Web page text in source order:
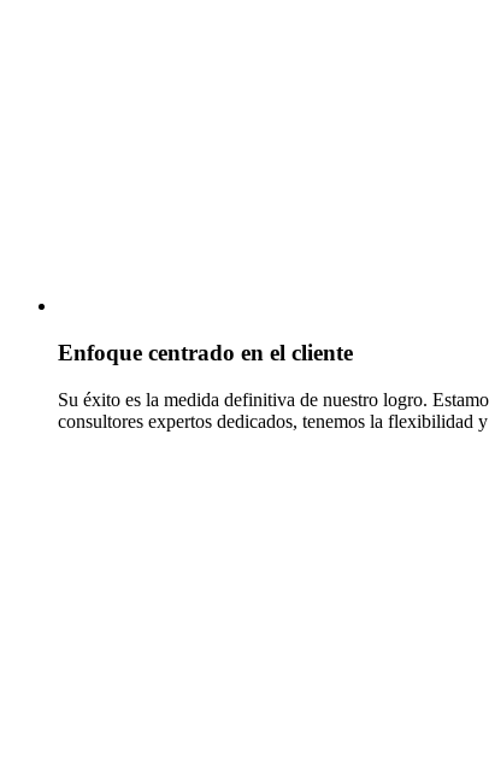
Enfoque centrado en el cliente
Su éxito es la medida definitiva de nuestro logro.
consultores expertos dedicados, tenemos la flexibilidad